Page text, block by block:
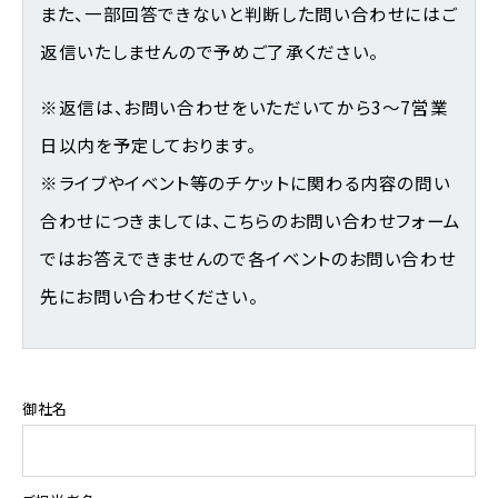
また、一部回答できないと判断した問い合わせにはご
返信いたしませんので予めご了承ください。
※返信は、お問い合わせをいただいてから3～7営業
日以内を予定しております。
※ライブやイベント等のチケットに関わる内容の問い
合わせにつきましては、こちらのお問い合わせフォーム
ではお答えできませんので各イベントのお問い合わせ
先にお問い合わせください。
御社名